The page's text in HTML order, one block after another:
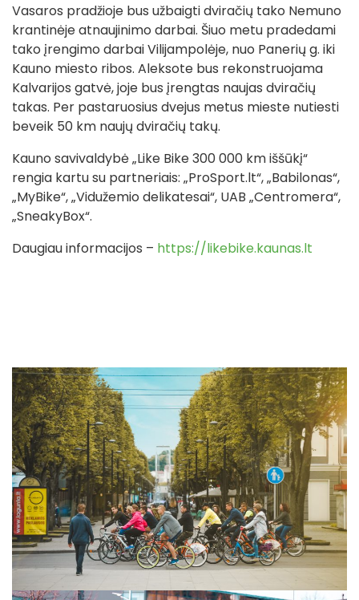
Vasaros pradžioje bus užbaigti dviračių tako Nemuno
krantinėje atnaujinimo darbai. Šiuo metu pradedami
tako įrengimo darbai Vilijampolėje, nuo Panerių g. iki
Kauno miesto ribos. Aleksote bus rekonstruojama
Kalvarijos gatvė, joje bus įrengtas naujas dviračių
takas. Per pastaruosius dvejus metus mieste nutiesti
beveik 50 km naujų dviračių takų.
Kauno savivaldybė „Like Bike 300 000 km iššūkį“
rengia kartu su partneriais: „ProSport.lt“, „Babilonas“,
„MyBike“, „Vidužemio delikatesai“, UAB „Centromera“,
„SneakyBox“.
Daugiau informacijos – https://likebike.kaunas.lt